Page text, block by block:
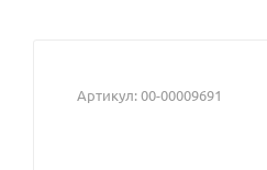
Артикул:00-00009691